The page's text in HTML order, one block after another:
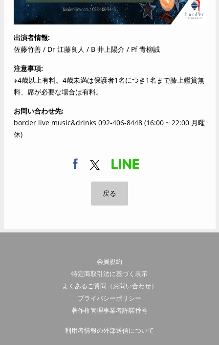
出演者情報
佐藤竹善 / Dr 江藤良人 / B 井上陽介 / Pf 青柳誠
注意事項
※4歳以上有料。4歳未満は保護者1名につき1名まで膝上鑑賞無
料、席が必要な場合は有料。
お問い合わせ先
border live music&drinks 092-406-8448 (16:00 ~ 22:00 月曜
休)
戻る
会員規約
特定商取引法に基づく表示
よくあるご質問（お問い合わせ）
プライバシーポリシー
著作権管理事業者許諾番号
利用者情報の外部送信について